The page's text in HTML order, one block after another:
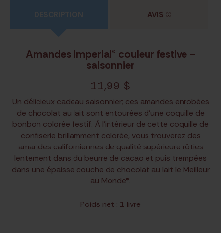
DESCRIPTION AVIS (0)
Amandes Imperial® couleur festive –
saisonnier
11,99 $
Un délicieux cadeau saisonnier; ces amandes enrobées
de chocolat au lait sont entourées d’une coquille de
bonbon colorée festif. À l’intérieur de cette coquille de
confiserie brillamment colorée, vous trouverez des
amandes californiennes de qualité supérieure rôties
lentement dans du beurre de cacao et puis trempées
dans une épaisse couche de chocolat au lait le Meilleur
au Monde®.
Poids net : 1 livre